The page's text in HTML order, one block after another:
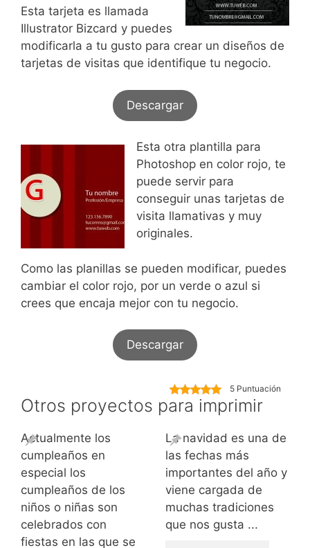
Esta tarjeta es llamada
Illustrator Bizcard y puedes
modificarla a tu gusto para crear un diseños de
tarjetas de visitas que identifique tu negocio.
Descargar
Esta otra plantilla para
Photoshop en color rojo, te
puede servir para
conseguir unas tarjetas de
visita llamativas y muy
originales.
Como las planillas se pueden modificar, puedes
cambiar el color rojo, por un verde o azul si
crees que encaja mejor con tu negocio.
Descargar
5 Puntuación
Otros proyectos para imprimir
Actualmente los
cumpleaños en
especial los
cumpleaños de los
niños o niñas son
celebrados con
fiestas en las que se
La navidad es una de
las fechas más
importantes del año y
viene cargada de
muchas tradiciones
que nos gusta ...